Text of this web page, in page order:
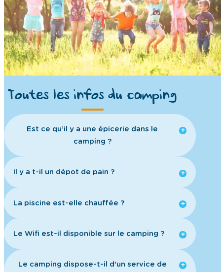
Toutes les infos du camping
Est ce qu’il y a une épicerie dans le
camping ?
Il y a t-il un dépot de pain ?
La piscine est-elle chauffée ?
Le Wifi est-il disponible sur le camping ?
Le camping dispose-t-il d’un service de